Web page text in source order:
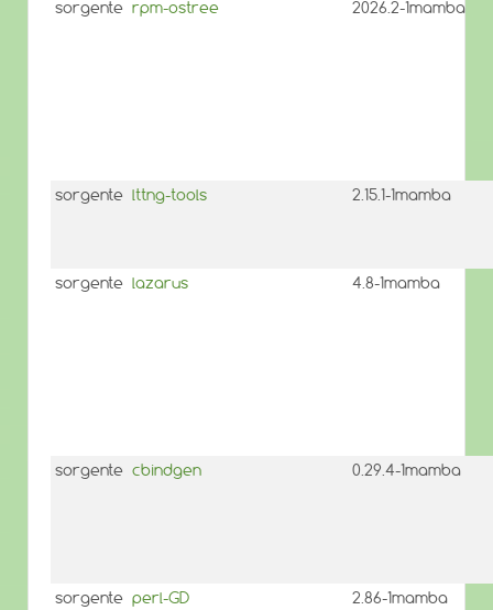
sorgente rpm-ostree 2026.2-1mamba
sorgente lttng-tools 2.15.1-1mamba
sorgente lazarus 4.8-1mamba
sorgente cbindgen 0.29.4-1mamba
sorgente perl-GD 2.86-1mamba